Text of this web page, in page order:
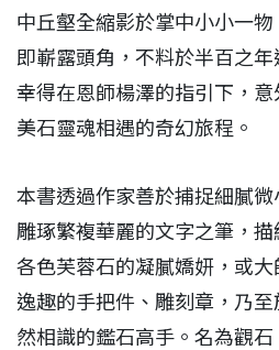
中丘壑全縮影於掌中小小一
即嶄露頭角，不料於半百之年
幸得在恩師楊澤的指引下，
美石靈魂相遇的奇幻旅程。
本書透過作家善於捕捉細膩
雕琢繁複華麗的文字之筆，描
各色芙蓉石的凝膩嬌妍，或
逸趣的手把件、雕刻章，乃
然相識的鑑石高手。名為觀